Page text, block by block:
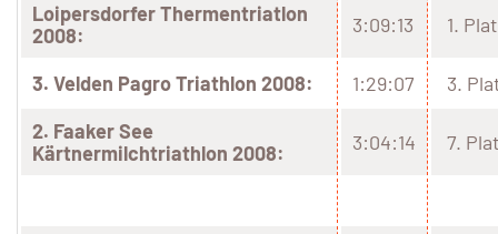
Loipersdorfer Thermentriatlon
2008:
3:09:13 1.
3. Velden Pagro Triathlon 2008: 1:29:07
3.
2. Faaker See
Kärtnermilchtriathlon 2008:
3:04:14 7.